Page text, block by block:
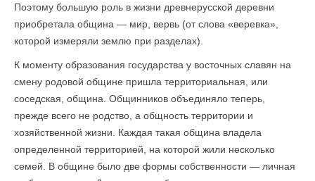
Поэтому большую роль в жизни древнерусской деревни
приобретала община — мир, вервь (от слова «веревка»,
которой измеряли землю при разделах).
К моменту образования государства у восточных славян на
смену родовой общине пришла территориальная, или
соседская, община. Общинников объединяло теперь,
прежде всего не родство, а общность территории и
хозяйственной жизни. Каждая такая община владела
определенной территорией, на которой жили несколько
семей. В общине было две формы собственности — личная